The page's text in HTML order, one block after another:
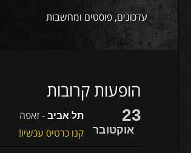
עדכונים, פוסטים ומחשבות
הופעות קרובות
23
אוקטובר
תל אביב - זאפה
קנו כרטיס עכשיו!